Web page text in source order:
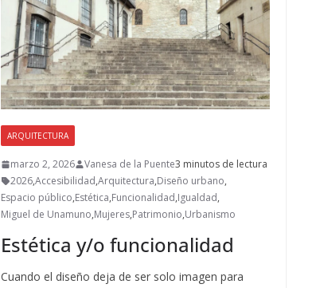
ARQUITECTURA
marzo 2, 2026 Vanesa de la Puente3 minutos de lectura
2026,Accesibilidad,Arquitectura,Diseño urbano,
Espacio público,Estética,Funcionalidad,Igualdad,
Miguel de Unamuno,Mujeres,Patrimonio,Urbanismo
Estética y/o funcionalidad
Cuando el diseño deja de ser solo imagen para